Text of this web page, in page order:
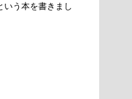
いう本を書きまし